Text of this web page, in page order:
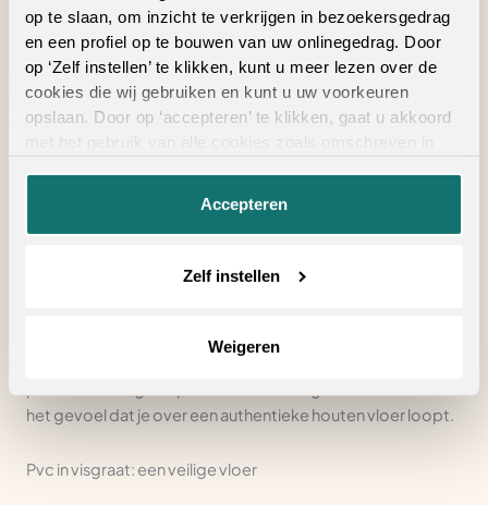
op te slaan, om inzicht te verkrijgen in bezoekersgedrag
en een profiel op te bouwen van uw onlinegedrag. Door
op ‘Zelf instellen’ te klikken, kunt u meer lezen over de
cookies die wij gebruiken en kunt u uw voorkeuren
opslaan. Door op ‘accepteren’ te klikken, gaat u akkoord
Accepteren
Zelf instellen
Weigeren
Met een visgraat pvc vloer maak je niet alleen een duurzame
keuze voor je interieur, maar ook voor het milieu. Visgraat
pvc vloeren worden vervaardigd met aandacht voor
milieuvriendelijke materialen en productieprocessen. Het
materiaal van een visgraat pvc vloer is recyclebaar en gaat
erg lang mee, hierdoor investeer je in een vloer waarbij je
een minimale ecologische footprint achterlaat voor de
toekomstige generatie.
visgraat vloer te onderscheiden en kenmerken zich door
een prachtige natuurgetrouwe uitstraling. De nerven en de
het gevoel dat je over een authentieke houten vloer loopt.
Pvc in visgraat: een veilige vloer